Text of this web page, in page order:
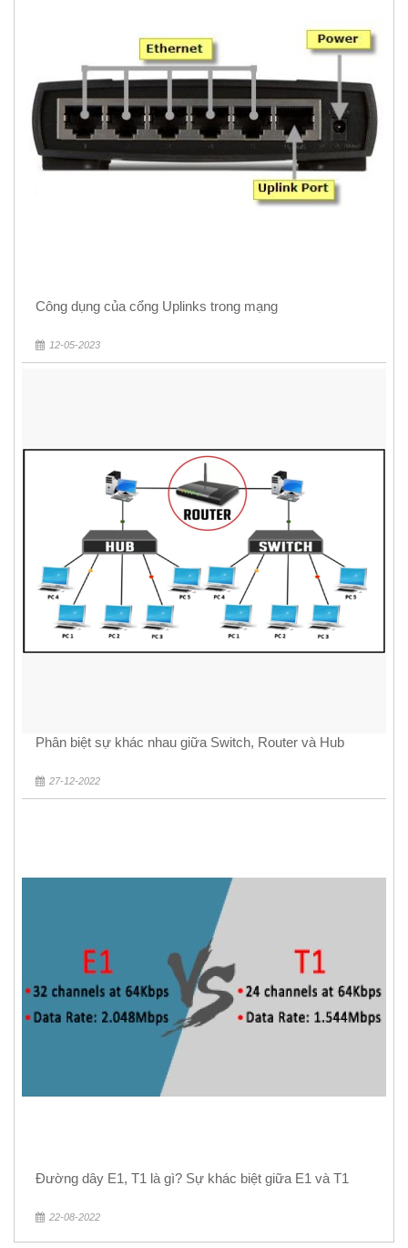
Công dụng của cổng Uplinks trong mạng
12-05-2023
Phân biệt sự khác nhau giữa Switch, Router và Hub
27-12-2022
Đường dây E1, T1 là gì? Sự khác biệt giữa E1 và T1
22-08-2022